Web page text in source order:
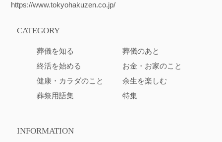
https://www.tokyohakuzen.co.jp/
CATEGORY
葬儀を知る
葬儀のあと
終活を始める
お金・お家のこと
健康・カラダのこと
余生を楽しむ
葬祭用語集
特集
INFORMATION